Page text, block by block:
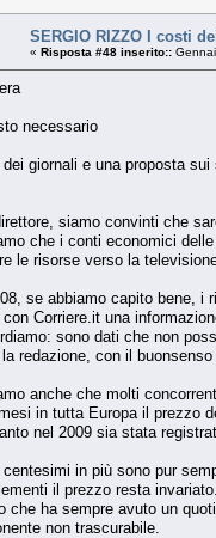
SERGIO RIZZO I costi
« Risposta #48 inserito::
necessario
giornali e una proposta sui
siamo convinti che
che i conti economici
le risorse verso la
se abbiamo capito bene, i
con Corriere.it una
sono dati che non
redazione, con il
anche che molti
in tutta Europa il prezzo
nel 2009 sia stata
centesimi in più sono pur
il prezzo resta
che ha sempre avuto un
non trascurabile.